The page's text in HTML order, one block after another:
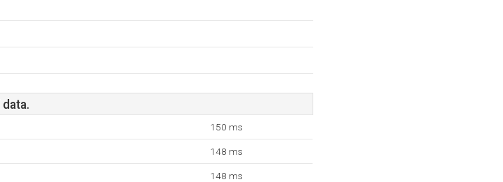
150 ms
148 ms
148 ms